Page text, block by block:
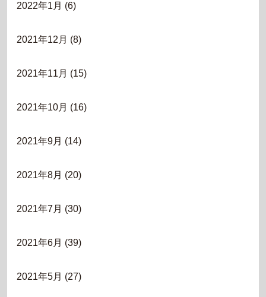
2022年1月 (6)
2021年12月 (8)
2021年11月 (15)
2021年10月 (16)
2021年9月 (14)
2021年8月 (20)
2021年7月 (30)
2021年6月 (39)
2021年5月 (27)